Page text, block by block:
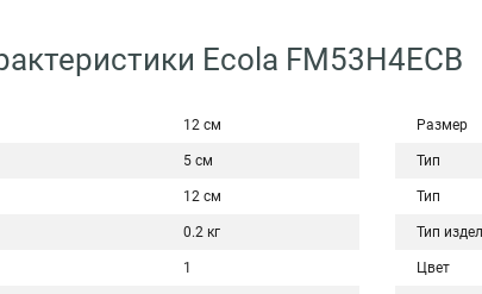
Ecola FM53H4ECB
12 см
5 см
12 см
0.2 кг
1
Размер
Тип
Тип
Тип
Цвет